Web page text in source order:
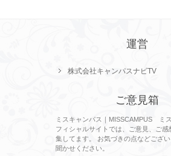
運営
株式会社キャンパスナビTV
ご意見箱
ミスキャンパス｜MISSCAMPUS ミ
フィシャルサイトでは、ご意見、ご感
集してます。 お気づきの点などござ
聞かせください。